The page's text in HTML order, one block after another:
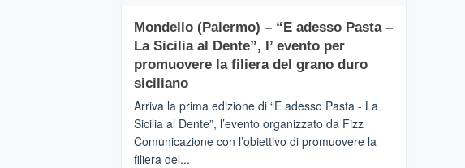
messaggi
di
CASTIGLIONE
DI
SICILIA
(Ct)
Il
Borgo
del
Mondello (Palermo) – “E adesso Pasta –
La Sicilia al Dente”, l’ evento per
promuovere la filiera del grano duro
siciliano
Arriva la prima edizione di “E adesso Pasta - La
Sicilia al Dente”, l’evento organizzato da Fizz
Comunicazione con l’obiettivo di promuovere la
filiera del...